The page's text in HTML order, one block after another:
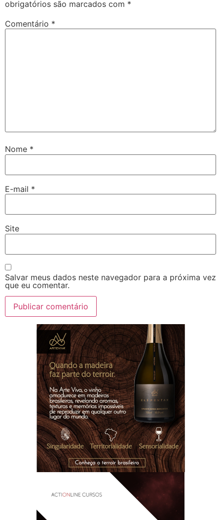
obrigatórios são marcados com *
Comentário *
Nome *
E-mail *
Site
Salvar meus dados neste navegador para a próxima vez
que eu comentar.